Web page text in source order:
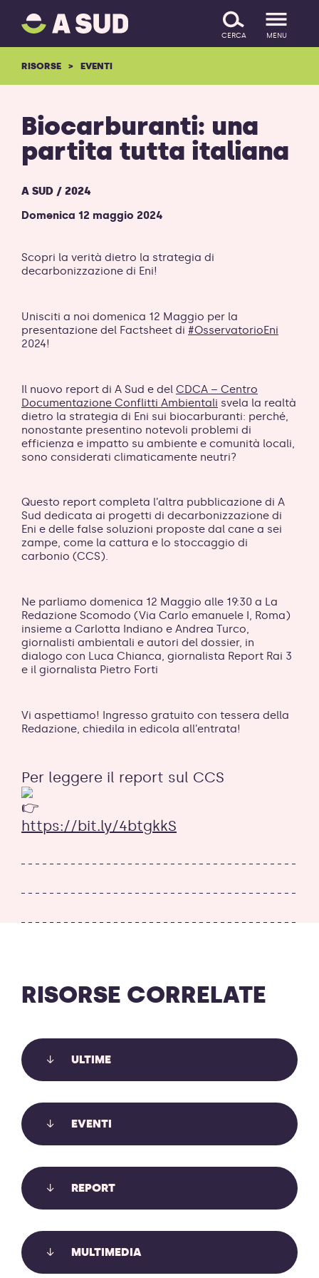
SALTA IL CONTENUTO
A
SUD
logo
ritorna
alla
CERCA MENU
RISORSE EVENTI
Biocarburanti: una
partita tutta italiana
A SUD / 2024
Domenica 12 maggio 2024
Scopri la verità dietro la strategia di
decarbonizzazione di Eni!
Unisciti a noi domenica 12 Maggio per la
presentazione del Factsheet di #OsservatorioEni
2024!
Il nuovo report di A Sud e del CDCA – Centro
Documentazione Conflitti Ambientali svela la realtà
dietro la strategia di Eni sui biocarburanti: perché,
nonostante presentino notevoli problemi di
efficienza e impatto su ambiente e comunità locali,
sono considerati climaticamente neutri?
Questo report completa l’altra pubblicazione di A
Sud dedicata ai progetti di decarbonizzazione di
Eni e delle false soluzioni proposte dal cane a sei
zampe, come la cattura e lo stoccaggio di
carbonio (CCS).
Ne parliamo domenica 12 Maggio alle 19:30 a La
Redazione Scomodo (Via Carlo emanuele I, Roma)
insieme a Carlotta Indiano e Andrea Turco,
giornalisti ambientali e autori del dossier, in
dialogo con Luca Chianca, giornalista Report Rai 3
e il giornalista Pietro Forti
Vi aspettiamo! Ingresso gratuito con tessera della
Redazione, chiedila in edicola all’entrata!
Per leggere il report sul CCS
https://bit.ly/4btgkkS
RISORSE CORRELATE
ULTIME
LE SLAPP: USARE I TRIBUNALI PER
METTERE A TACERE CHI DENUNCIA,
Le SLAPP usano i tribunali per mettere a tacere chi
Giustizia sul recepimento anti-SLAPP.
EVENTI
REPORT
MULTIMEDIA